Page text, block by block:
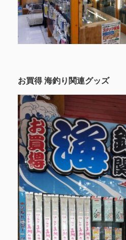
お買得 海釣り関連グッズ